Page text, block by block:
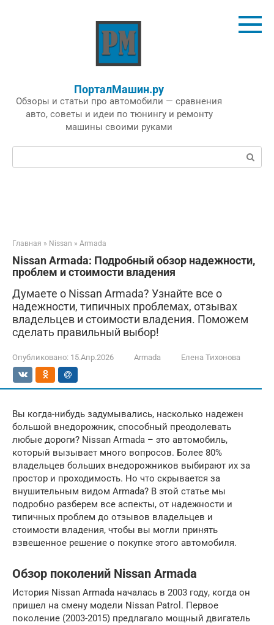
ПорталМашин.ру
Обзоры и статьи про автомобили — сравнения
авто, советы и идеи по тюнингу и ремонту
машины своими руками
Поиск:
Главная » Nissan » Armada
Nissan Armada: Подробный обзор надежности,
проблем и стоимости владения
Думаете о Nissan Armada? Узнайте все о
надежности, типичных проблемах, отзывах
владельцев и стоимости владения. Поможем
сделать правильный выбор!
Опубликовано: 15.Апр.2026 Armada Елена Тихонова
Вы когда-нибудь задумывались, насколько надежен
большой внедорожник, способный преодолевать
любые дороги? Nissan Armada – это автомобиль,
который вызывает много вопросов. Более 80%
владельцев больших внедорожников выбирают их за
простор и проходимость. Но что скрывается за
внушительным видом Armada? В этой статье мы
подробно разберем все аспекты, от надежности и
типичных проблем до отзывов владельцев и
стоимости владения, чтобы вы могли принять
взвешенное решение о покупке этого автомобиля.
Обзор поколений Nissan Armada
История Nissan Armada началась в 2003 году, когда он
пришел на смену модели Nissan Patrol. Первое
поколение (2003-2015) предлагало мощный двигатель